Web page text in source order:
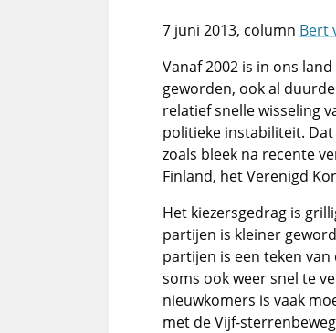
7 juni 2013
Bert
Vanaf 2002 is in ons
geworden, ook al
relatief snelle wisseling
politieke instabiliteit.
zoals bleek na recente
Finland, het Verenigd
Het kiezersgedrag is
partijen is kleiner
partijen is een teken
soms ook weer snel te
nieuwkomers is vaak
met de Vijf-